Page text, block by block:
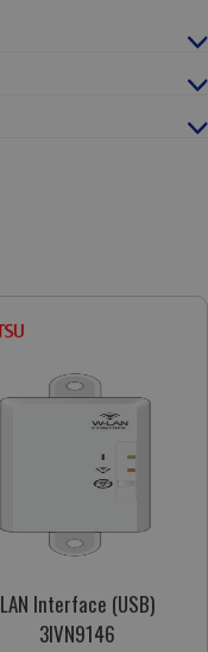
LAN Interface (USB)
3IVN9146